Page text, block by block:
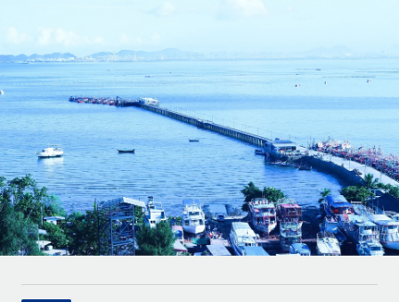
PEO
Sous-traitez les opérations complexes liées à l’emploi
INFRASTRUCTURE
Intégration Remote
Intégrez vos RH aux flux de travail en toute simplicité
Plateforme
Des fonctions RH clés intégrées pour votre équipe
CROISSANCE
Start-ups
Des solutions agiles et internationales pour les RH et la
paie des entreprises en pleine croissance
Entreprises intermédiaires
Développez vos équipes avec des solutions RH sur
mesure
Les RH à l’international pour les grandes entreprises
Découvrez les devises disponibles et les vitesses de
paiement pour vos freelances internationaux
APPRENDRE AVEC REMOTE
Recherche et guides
Études de cas
Glossaire RH
Français
Deutsch
Español
Italiano
Português (Portugal)